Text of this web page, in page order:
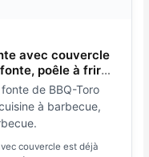
avec couvercle
poêle à frire
fonte de BBQ-Toro
à barbecue,
couvercle est déjà